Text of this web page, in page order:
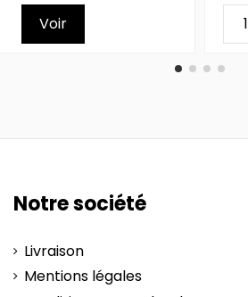
Voir
Notre société
Livraison
Mentions légales